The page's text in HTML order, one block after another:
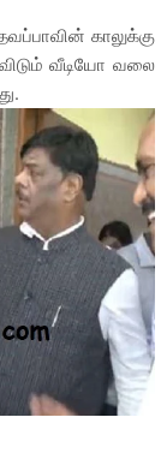
காலுக்கு
வீடியோ வலை